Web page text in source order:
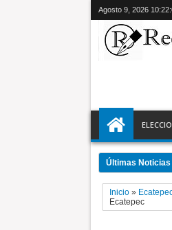
Agosto 9, 2026
Últimas Noticias
Inicio»
Ecatepec